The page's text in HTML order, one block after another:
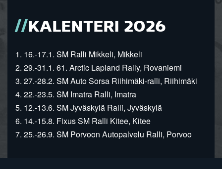
KALENTERI 2026
1. 16.-17.1. SM Ralli Mikkeli, Mikkeli
2. 29.-31.1. 61. Arctic Lapland Rally, Rovaniemi
3. 27.-28.2. SM Auto Sorsa Riihimäki-ralli, Riihimäki
4. 22.-23.5. SM Imatra Ralli, Imatra
5. 12.-13.6. SM Jyväskylä Ralli, Jyväskylä
6. 14.-15.8. Fixus SM Ralli Kitee, Kitee
7. 25.-26.9. SM Porvoon Autopalvelu Ralli, Porvoo